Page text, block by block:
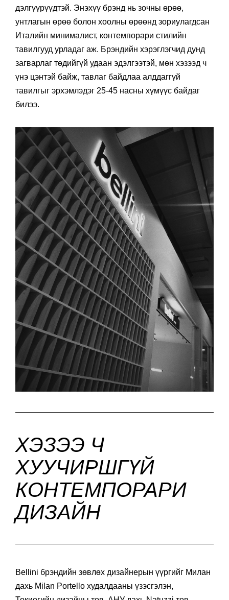
дэлгүүрүүдтэй. Энэхүү брэнд нь зочны өрөө,
унтлагын өрөө болон хоолны өрөөнд зориулагдсан
Италийн минималист, контемпорари стилийн
тавилгууд урладаг аж. Брэндийн хэрэглэгчид дунд
загварлаг төдийгүй удаан эдэлгээтэй, мөн хэзээд ч
үнэ цэнтэй байж, тавлаг байдлаа алддаггүй
тавилгыг эрхэмлэдэг 25-45 насны хүмүүс байдаг
билээ.
ХЭЗЭЭ Ч
ХУУЧИРШГҮЙ
КОНТЕМПОРАРИ
ДИЗАЙН
Bellini брэндийн зөвлөх дизайнерын үүргийг Милан
дахь Milan Portello худалдааны үзэсгэлэн,